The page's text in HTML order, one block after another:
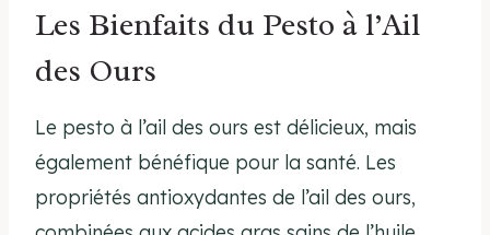
Les Bienfaits du Pesto à l’Ail
des Ours
Le pesto à l’ail des ours est délicieux, mais
également bénéfique pour la santé. Les
propriétés antioxydantes de l’ail des ours,